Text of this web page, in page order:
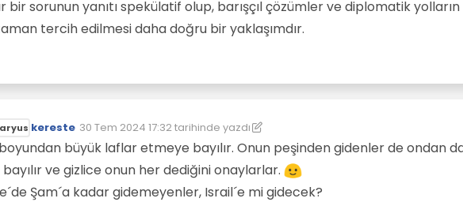
bir sorunun yanıtı spekülatif olup, barışçıl çözümler ve diplomatik yolların
tercih edilmesi daha doğru bir yaklaşımdır.
kereste 30 Tem 2024 17:32tarihinde yazdı
Son düzenleyen: kereste
boyundan büyük laflar etmeye bayılır. Onun peşinden gidenler de ondan
ve gizlice onun her dediğini onaylarlar.
Şam´a kadar gidemeyenler, Israil´e mi gidecek?